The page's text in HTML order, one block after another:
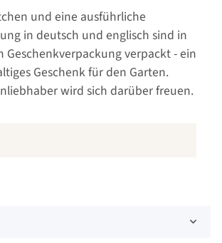
und eine ausführliche
in deutsch und englisch sind in
Geschenkverpackung verpackt - ein
Geschenk für den Garten.
wird sich darüber freuen.